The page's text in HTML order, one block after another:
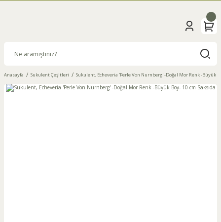
Anasayfa Sukulent Çeşitleri Sukulent, Echeveria 'Perle Von Nurnberg' -Doğal Mor Renk -Büyük